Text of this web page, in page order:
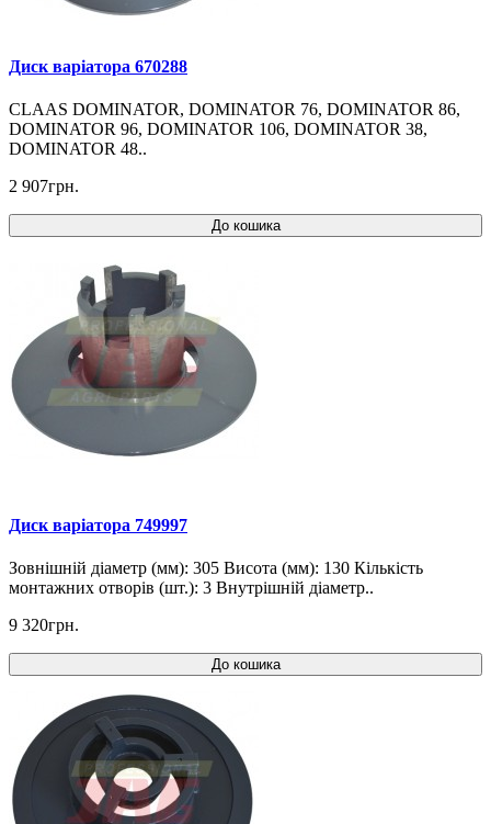
Диск варіатора 670288
CLAAS DOMINATOR, DOMINATOR 76, DOMINATOR 86,
DOMINATOR 96, DOMINATOR 106, DOMINATOR 38,
DOMINATOR 48..
2 907грн.
До кошика
Диск варіатора 749997
Зовнішній діаметр (мм): 305 Висота (мм): 130 Кількість
монтажних отворів (шт.): 3 Внутрішній діаметр..
9 320грн.
До кошика